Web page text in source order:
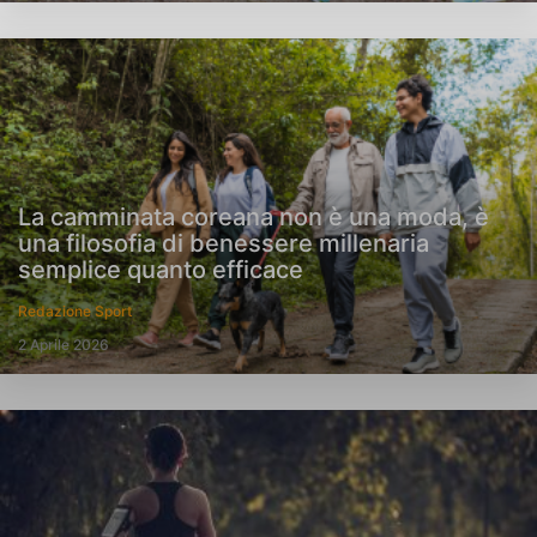
La camminata coreana non è una moda, è
una filosofia di benessere millenaria
semplice quanto efficace
Redazione Sport
2 Aprile 2026